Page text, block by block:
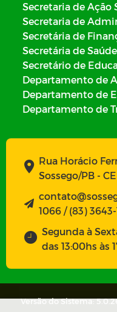
Secretaria de Ação
Secretaria de
Secretária de
Secretária de Saúde
Secretário de
Departamento de
Departamento de
Departamento de
Rua Horácio
Sossego/PB -
1066 / (83)
Segunda à
das 13:00hs às
Versão do Sistema: